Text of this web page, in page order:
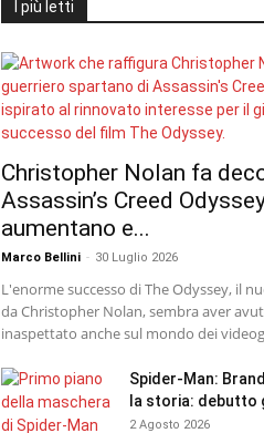
I più letti
Christopher Nolan fa
Assassin’s Creed
aumentano e...
Marco Bellini - 30 Luglio 2026
L'enorme successo di The Odyssey, il
da Christopher Nolan, sembra aver
inaspettato anche sul mondo dei
Spider-Man:
la storia: debutto
2 Agosto 2026